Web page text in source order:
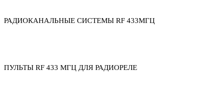
РАДИОКАНАЛЬНЫЕ СИСТЕМЫ RF 433МГЦ
ПУЛЬТЫ RF 433 МГЦ ДЛЯ РАДИОРЕЛЕ